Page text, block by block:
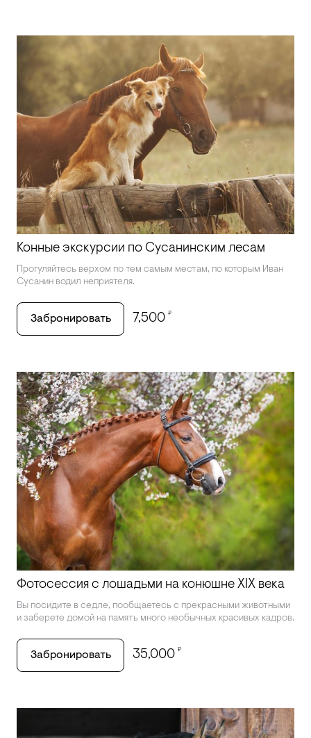
Конные экскурсии по Сусанинским лесам
Прогуляйтесь верхом по тем самым местам, по которым Иван
Сусанин водил неприятеля.
Забронировать 7,500 ₽
Фотосессия с лошадьми на конюшне XIX века
Вы посидите в седле, пообщаетесь с прекрасными животными
и заберете домой на память много необычных красивых кадров.
Забронировать 35,000 ₽